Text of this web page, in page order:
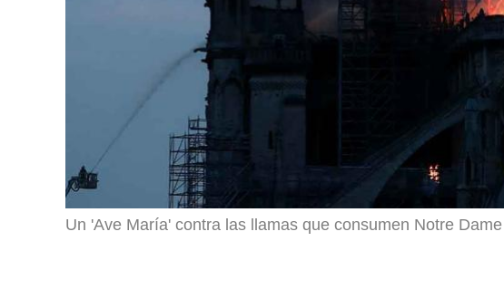
Un 'Ave María' contra las llamas que consumen Notre Dame